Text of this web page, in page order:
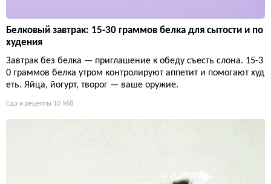
Белковый завтрак: 15-30 граммов белка для сытости и по
худения
Завтрак без белка — приглашение к обеду съесть слона. 15-3
0 граммов белка утром контролируют аппетит и помогают худ
еть. Яйца, йогурт, творог — ваше оружие.
Еда и рецепты 10 968